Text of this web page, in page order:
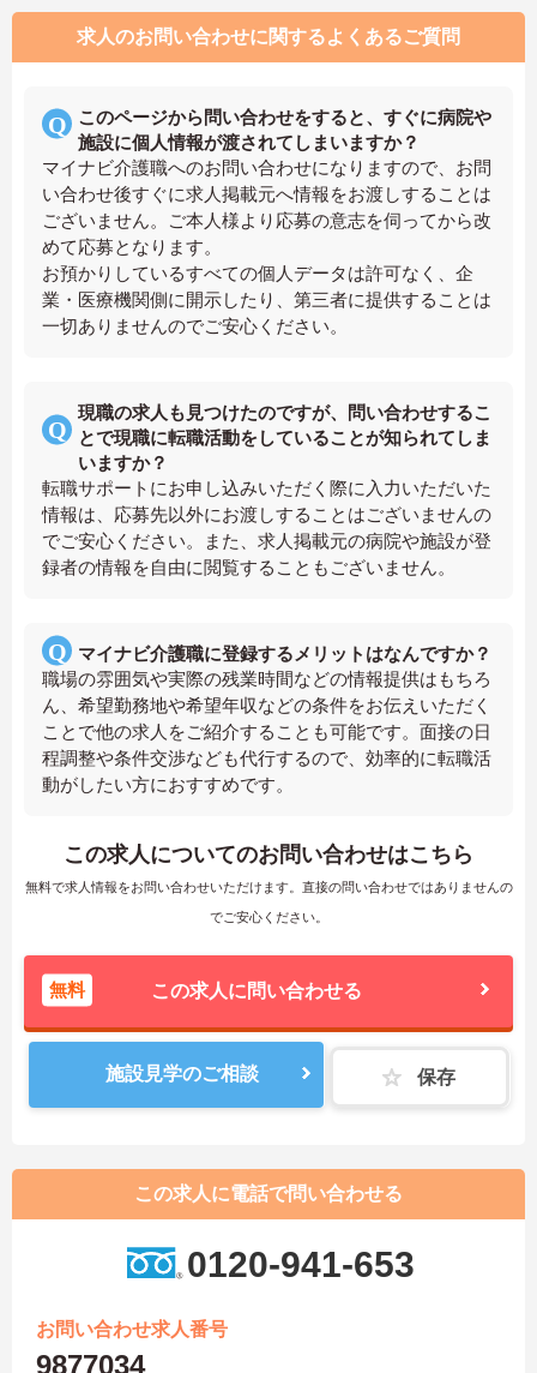
求人のお問い合わせに関するよくあるご質問
このページから問い合わせをすると、すぐに病院や
施設に個人情報が渡されてしまいますか？
マイナビ介護職へのお問い合わせになりますので、お問
い合わせ後すぐに求人掲載元へ情報をお渡しすることは
ございません。ご本人様より応募の意志を伺ってから改
めて応募となります。
お預かりしているすべての個人データは許可なく、企
業・医療機関側に開示したり、第三者に提供することは
一切ありませんのでご安心ください。
現職の求人も見つけたのですが、問い合わせするこ
とで現職に転職活動をしていることが知られてしま
いますか？
転職サポートにお申し込みいただく際に入力いただいた
情報は、応募先以外にお渡しすることはございませんの
でご安心ください。また、求人掲載元の病院や施設が登
録者の情報を自由に閲覧することもございません。
マイナビ介護職に登録するメリットはなんですか？
職場の雰囲気や実際の残業時間などの情報提供はもちろ
ん、希望勤務地や希望年収などの条件をお伝えいただく
ことで他の求人をご紹介することも可能です。面接の日
程調整や条件交渉なども代行するので、効率的に転職活
動がしたい方におすすめです。
この求人についてのお問い合わせはこちら
無料で求人情報をお問い合わせいただけます。直接の問い合わせではありませんの
でご安心ください。
無料 この求人に問い合わせる
施設見学のご相談 保存
この求人に電話で問い合わせる
0120-941-653
お問い合わせ求人番号
9877034